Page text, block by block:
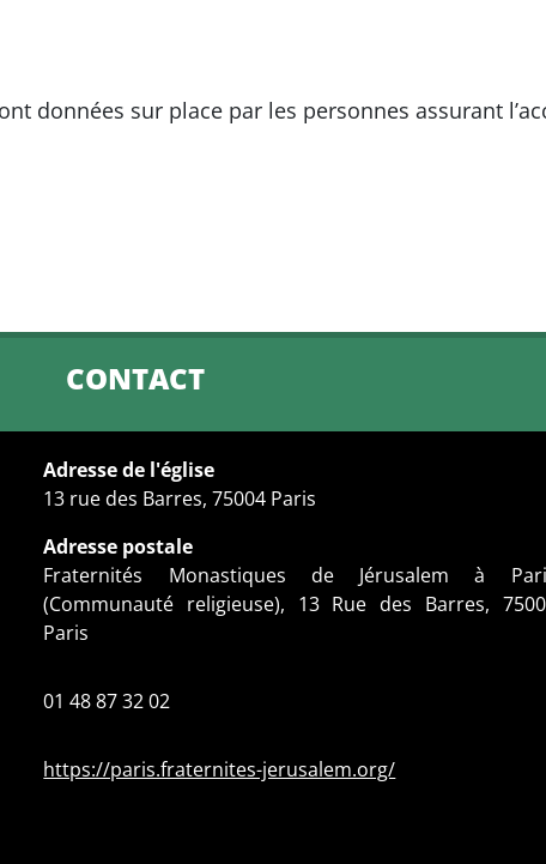
données sur place par les personnes assurant
CONTACT
Adresse de l'église
13 rue des Barres, 75004 Paris
Adresse postale
Fraternités Monastiques de Jérusalem à
(Communauté religieuse), 13 Rue des Barres,
Paris
01 48 87 32 02
https://paris.fraternites-jerusalem.org/